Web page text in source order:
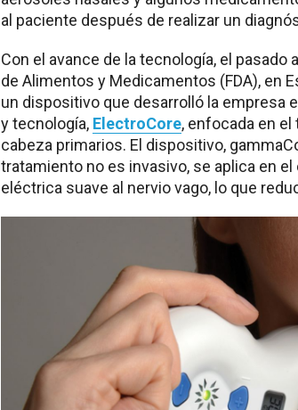
al paciente después de realizar un
Con el avance de la tecnología, el pasado
de Alimentos y Medicamentos (FDA), en
un dispositivo que desarrolló la empresa
y tecnología, ElectroCore, enfocada en
cabeza primarios. El dispositivo,
tratamiento no es invasivo, se aplica en
eléctrica suave al nervio vago, lo que